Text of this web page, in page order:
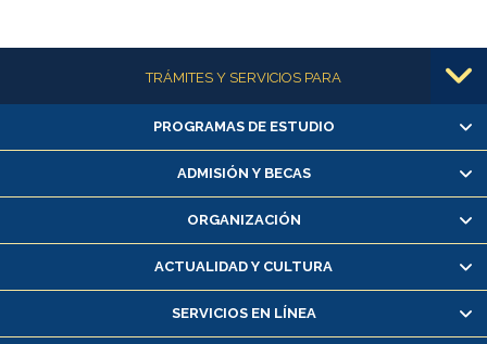
Más informaciónTRÁMITES Y SERVICIOS PARA
Alumnas/os y exalumnas/os
Matrícula en línea
Inscripción y cambio de asignaturas
Consulta y certificado de notas
Servicio médico y dental
Pago de arancel y crédito alumnos
PROGRAMAS DE ESTUDIO
ADMISIÓN Y BECAS
ORGANIZACIÓN
ACTUALIDAD Y CULTURA
SERVICIOS EN LÍNEA